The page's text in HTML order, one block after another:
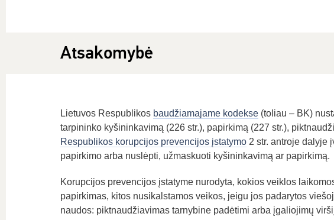
Atsakomybė
Lietuvos Respublikos baudžiamajame kodekse (toliau – BK)
tarpininko kyšininkavimą (226 str.), papirkimą (227 str.),
Respublikos korupcijos prevencijos įstatymo 2 str. antroje dalyje
papirkimo arba nuslėpti, užmaskuoti kyšininkavimą ar papirkimą.
Korupcijos prevencijos įstatyme nurodyta, kokios veiklos
papirkimas, kitos nusikalstamos veikos, jeigu jos padarytos
naudos: piktnaudžiavimas tarnybine padėtimi arba įgaliojimų